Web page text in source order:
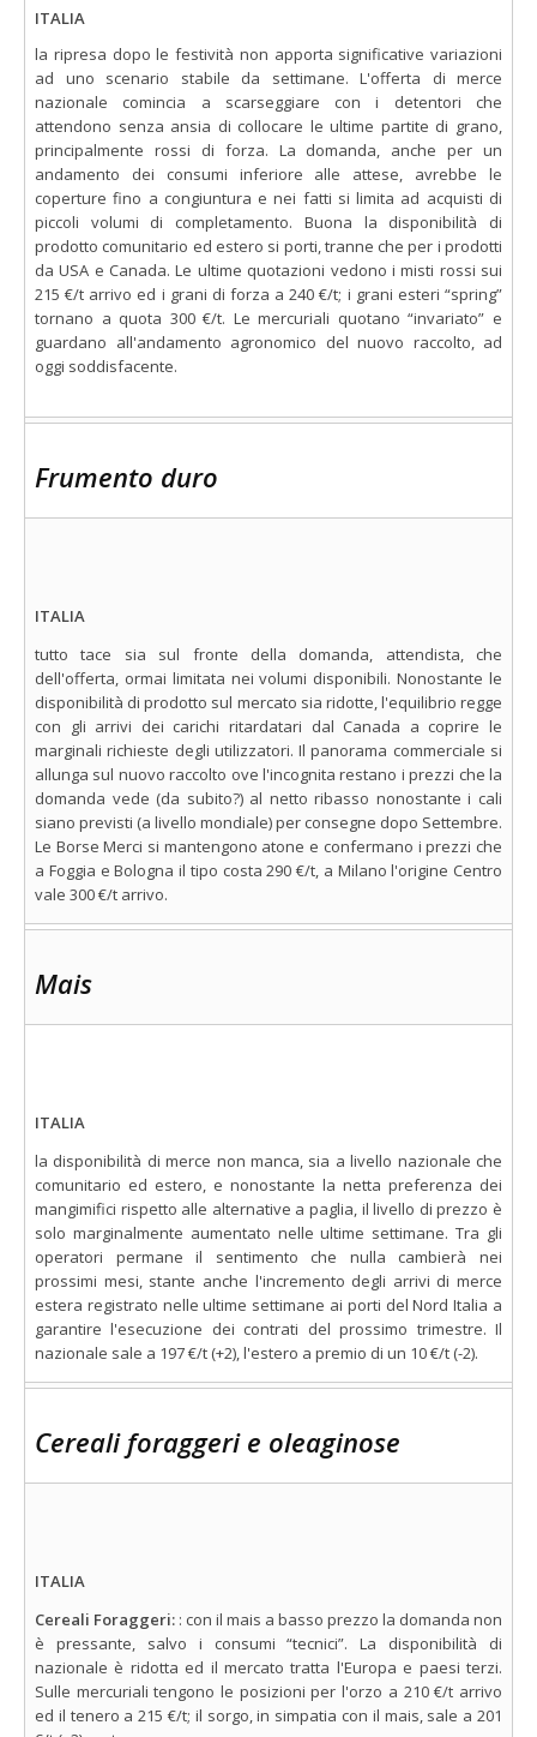
ITALIA
la ripresa dopo le festività non apporta significative variazioni
ad uno scenario stabile da settimane. L'offerta di merce
nazionale comincia a scarseggiare con i detentori che
attendono senza ansia di collocare le ultime partite di grano,
principalmente rossi di forza. La domanda, anche per un
andamento dei consumi inferiore alle attese, avrebbe le
coperture fino a congiuntura e nei fatti si limita ad acquisti di
piccoli volumi di completamento. Buona la disponibilità di
prodotto comunitario ed estero si porti, tranne che per i prodotti
da USA e Canada. Le ultime quotazioni vedono i misti rossi sui
215 €/t arrivo ed i grani di forza a 240 €/t; i grani esteri “spring”
tornano a quota 300 €/t. Le mercuriali quotano “invariato” e
guardano all'andamento agronomico del nuovo raccolto, ad
oggi soddisfacente.
Frumento duro
ITALIA
tutto tace sia sul fronte della domanda, attendista, che
dell'offerta, ormai limitata nei volumi disponibili. Nonostante le
disponibilità di prodotto sul mercato sia ridotte, l'equilibrio regge
con gli arrivi dei carichi ritardatari dal Canada a coprire le
marginali richieste degli utilizzatori. Il panorama commerciale si
allunga sul nuovo raccolto ove l'incognita restano i prezzi che la
domanda vede (da subito?) al netto ribasso nonostante i cali
siano previsti (a livello mondiale) per consegne dopo Settembre.
Le Borse Merci si mantengono atone e confermano i prezzi che
a Foggia e Bologna il tipo costa 290 €/t, a Milano l'origine Centro
vale 300 €/t arrivo.
Mais
ITALIA
la disponibilità di merce non manca, sia a livello nazionale che
comunitario ed estero, e nonostante la netta preferenza dei
mangimifici rispetto alle alternative a paglia, il livello di prezzo è
solo marginalmente aumentato nelle ultime settimane. Tra gli
operatori permane il sentimento che nulla cambierà nei
prossimi mesi, stante anche l'incremento degli arrivi di merce
estera registrato nelle ultime settimane ai porti del Nord Italia a
garantire l'esecuzione dei contrati del prossimo trimestre. Il
nazionale sale a 197 €/t (+2), l'estero a premio di un 10 €/t (-2).
Cereali foraggeri e oleaginose
ITALIA
Cereali Foraggeri: : con il mais a basso prezzo la domanda non
è pressante, salvo i consumi “tecnici”. La disponibilità di
nazionale è ridotta ed il mercato tratta l'Europa e paesi terzi.
Sulle mercuriali tengono le posizioni per l'orzo a 210 €/t arrivo
ed il tenero a 215 €/t; il sorgo, in simpatia con il mais, sale a 201